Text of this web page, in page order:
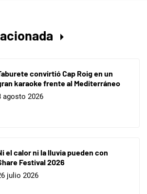
convirtió Cap Roig en un
karaoke frente al Mediterráneo
agosto 2026
el calor ni la lluvia pueden con
Festival 2026
julio 2026